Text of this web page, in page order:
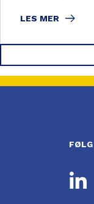
LES MER
FØLG